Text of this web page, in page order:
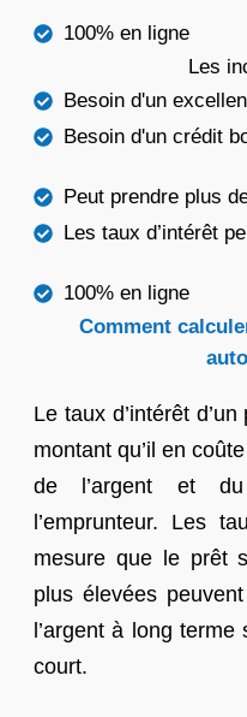
100% en ligne
Les
Besoin d'un
Besoin d'un crédit
Peut prendre plus
Les taux d’intérêt
100% en ligne
Comment
Le taux d’intérêt
montant qu’il en
de l’argent et
l’emprunteur. Les
mesure que le prêt
plus élevées
l’argent à long
court.